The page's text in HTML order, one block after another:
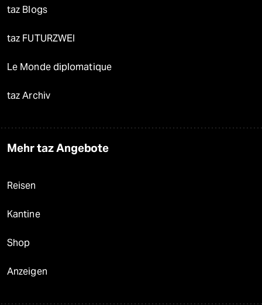
taz Blogs
taz FUTURZWEI
Le Monde diplomatique
taz Archiv
Mehr taz Angebote
Reisen
Kantine
Shop
Anzeigen